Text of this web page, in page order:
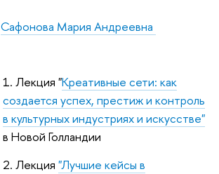
Сафонова Мария Андреевна
1. Лекция "Креативные сети: как
создается успех, престиж и контроль
в культурных индустриях и искусстве"
в Новой Голландии
2. Лекция "Лучшие кейсы в